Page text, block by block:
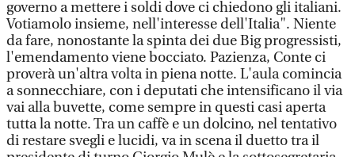
governo a mettere i soldi dove ci chiedono gli italiani.
Votiamolo insieme, nell'interesse dell'Italia". Niente
da fare, nonostante la spinta dei due Big progressisti,
l'emendamento viene bocciato. Pazienza, Conte ci
proverà un'altra volta in piena notte. L'aula comincia
a sonnecchiare, con i deputati che intensificano il via
vai alla buvette, come sempre in questi casi aperta
tutta la notte. Tra un caffè e un dolcino, nel tentativo
di restare svegli e lucidi, va in scena il duetto tra il